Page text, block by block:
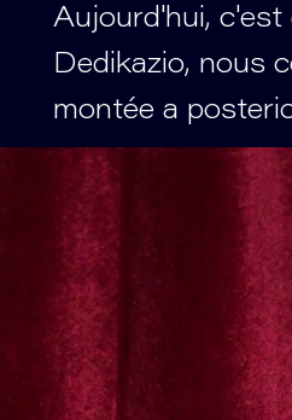
Aujourd'hui, c'est
Dedikazio, nous
montée a